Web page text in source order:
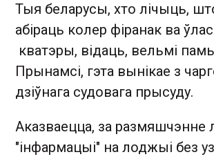
Тыя беларусы, хто лічыць,
абіраць колер фіранак ва
кватэры, відаць, вельмі
Прынамсі, гэта вынікае з
дзіўнага судовага прысуду.
Аказваецца, за размяшчэнне
"інфармацыі" на лоджыі без